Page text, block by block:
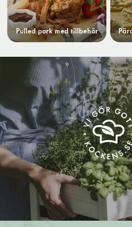
Pulled pork med tillbehör